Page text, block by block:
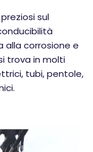
sul
alla corrosione e
trova in molti
tubi, pentole,